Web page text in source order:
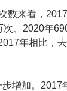
来看，
、2020年
年相比，
增加。2017